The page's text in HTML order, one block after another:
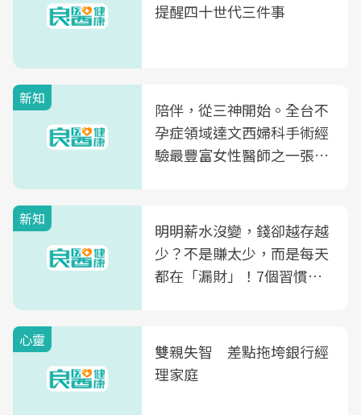
提醒四十世代三件事
新知
陪伴，從三神開始。全台不
孕症領域達文西婦科手術經
驗最豐富女性醫師之一張永
光田醫院建構360度女性健
康照護生態圈
新知
明明薪水沒變，錢卻越存越
少？不是賺太少，而是每天
都在「漏財」！7個習慣一
心靈
雙親失智 差點拖垮銀行經
理家庭